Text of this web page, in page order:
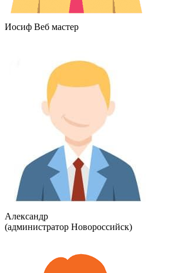
Иосиф Веб мастер
Александр
(администратор Новороссийск)